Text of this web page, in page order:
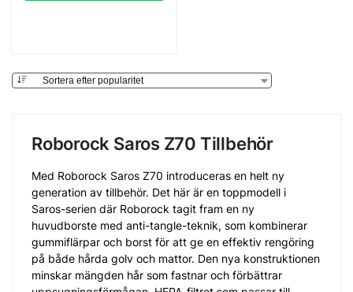
Roborock Saros Z70 Tillbehör
Med Roborock Saros Z70 introduceras en helt ny
generation av tillbehör. Det här är en toppmodell i
Saros-serien där Roborock tagit fram en ny
huvudborste med anti-tangle-teknik, som kombinerar
gummiflärpar och borst för att ge en effektiv rengöring
på både hårda golv och mattor. Den nya konstruktionen
minskar mängden hår som fastnar och förbättrar